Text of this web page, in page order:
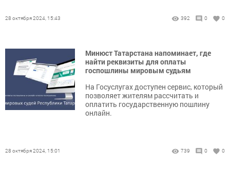
28 октября 2024, 15:43 392 0 0
Минюст Татарстана напоминает, где
найти реквизиты для оплаты
госпошлины мировым судьям
На Госуслугах доступен сервис, который
позволяет жителям рассчитать и
оплатить государственную пошлину
онлайн.
28 октября 2024, 15:01 739 0 0